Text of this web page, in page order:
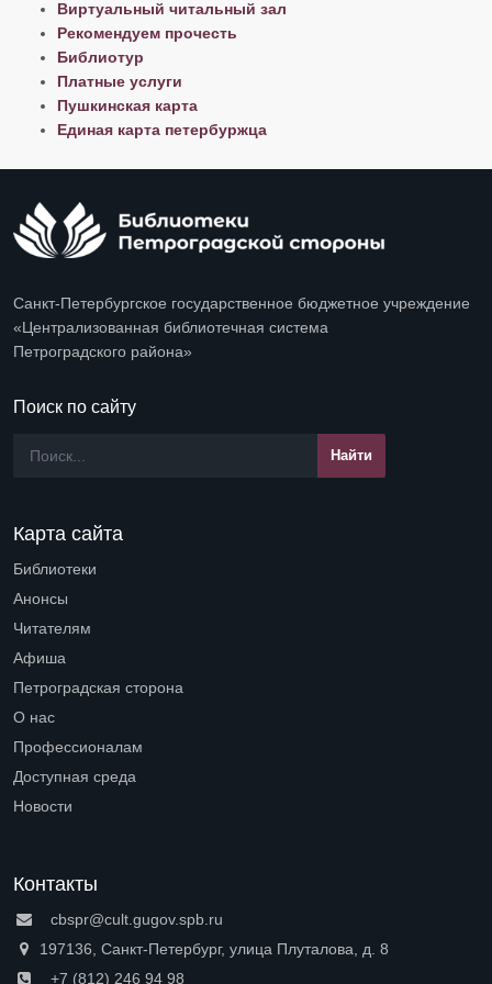
Виртуальный читальный зал
Рекомендуем прочесть
Библиотур
Платные услуги
Пушкинская карта
Единая карта петербуржца
Санкт-Петербургское государственное бюджетное учреждение
«Централизованная библиотечная система
Петроградского района»
Поиск по сайту
Карта сайта
Библиотеки
Анонсы
Читателям
Афиша
Петроградская сторона
О нас
Профессионалам
Доступная среда
Новости
Контакты
cbspr@cult.gugov.spb.ru
197136, Санкт-Петербург, улица Плуталова, д. 8
+7 (812) 246 94 98